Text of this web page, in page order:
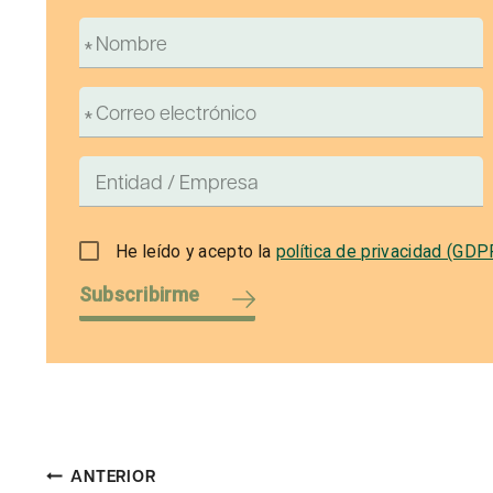
He leído y acepto la política de privacidad
Subscribirme
ANTERIOR